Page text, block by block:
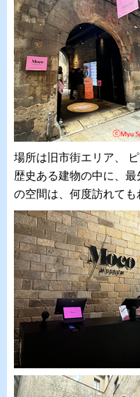
場所は旧市街エリア、
歴史ある建物の中に、
の空間は、何度訪れても